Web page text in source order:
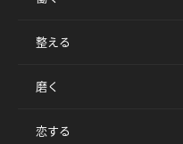
整える
磨く
恋する